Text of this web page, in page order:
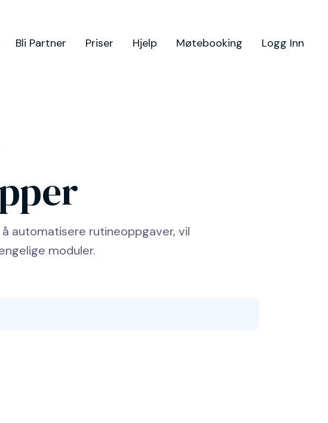
Bli Partner Priser Hjelp Møtebooking Logg Inn
automatisere rutineoppgaver, vil
moduler.